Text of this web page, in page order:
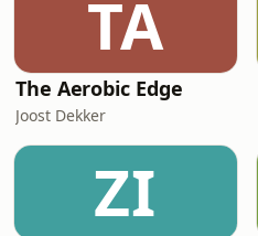
TA
The Aerobic Edge
Joost Dekker
ZI